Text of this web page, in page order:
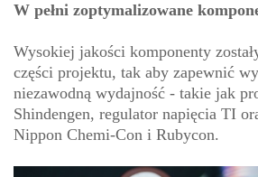
W pełni zoptymalizowane
Wysokiej jakości komponenty
części projektu, tak aby zapewnić
niezawodną wydajność - takie jak
Shindengen, regulator napięcia TI
Nippon Chemi-Con i Rubycon.